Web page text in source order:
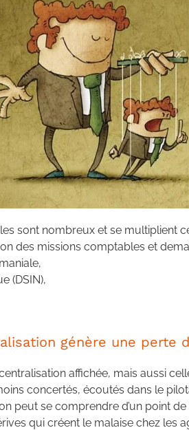
sont nombreux et se multiplient
des missions comptables et
(DSIN),
génère une perte
affichée, mais aussi
concertés, écoutés dans le
peut se comprendre d’un point
qui créent le malaise chez les